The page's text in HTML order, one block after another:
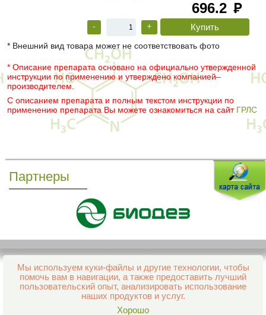
696.2 руб
- +
* Внешний вид товара может не соответствовать фото
* Описание препарата основано на официально утвержденной
инструкции по применению и утверждено компанией–
производителем.
С описанием препарата и полным текстом инструкции по
применению препарата Вы можете ознакомиться на сайт ГРЛС
Партнеры
Мы используем куки-файлы и другие технологии, чтобы
помочь вам в навигации, а также предоставить лучший
пользовательский опыт, анализировать использование
наших продуктов и услуг.
Хорошо
Все права защищены и охраняются законом
© 2013–2026 Интернет-аптека Фармация
support@aptekapenza.ru
Телефон: Служба обработки заказов 99-98-28